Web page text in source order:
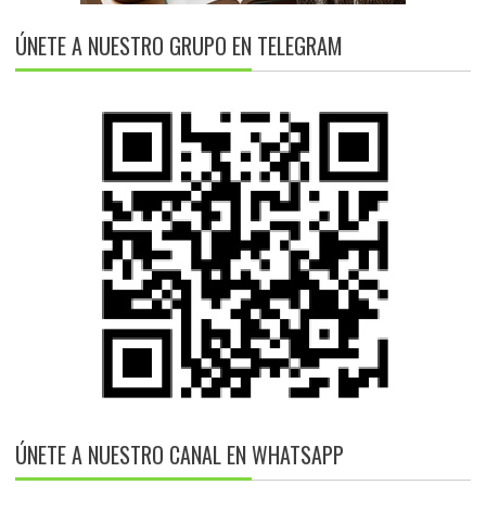
ÚNETE A NUESTRO GRUPO EN TELEGRAM
ÚNETE A NUESTRO CANAL EN WHATSAPP